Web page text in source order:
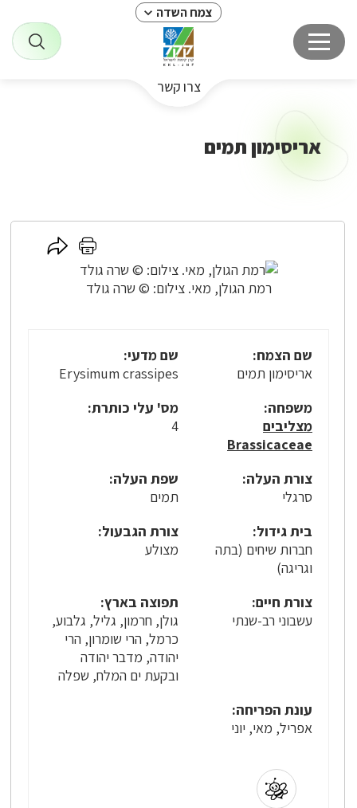
צמח השדה
צרו קשר
אריסימון תמים
רמת הגולן, מאי. צילום: © שרה גולד
לחץ
לחץ
כאן
לשיתוף
שם הצמח:
אריסימון תמים
שם מדעי:
Erysimum crassipes
משפחה:
מצליבים
Brassicaceae
מס' עלי כותרת:
4
צורת העלה:
סרגלי
שפת העלה:
תמים
בית גידול:
חברות שיחים (בתה
וגריגה)
צורת הגבעול:
מצולע
צורת חיים:
עשבוני רב-שנתי
תפוצה בארץ:
גולן, חרמון, גליל, גלבוע,
כרמל, הרי שומרון, הרי
יהודה, מדבר יהודה
ובקעת ים המלח, שפלה
עונת הפריחה:
אפריל, מאי, יוני